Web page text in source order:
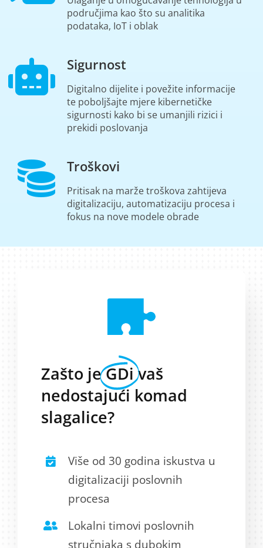
područjima kao što su analitika
podataka, IoT i oblak
Sigurnost
Digitalno dijelitei povežiteinformacije
te poboljšajte mjerekibernetičke
sigurnosti kako bi se umanjili rizici i
prekidi poslovanja
Troškovi
Pritisak na marže troškova zahtijeva
digitalizaciju, automatizaciju procesa i
fokus na nove modele obrade
Zašto jeGDi vaš
nedostajući komad
slagalice?
Više od 30 godina iskustva u
digitalizaciji poslovnih
procesa
Lokalni timovi poslovnih
stručnjaka s dubokim